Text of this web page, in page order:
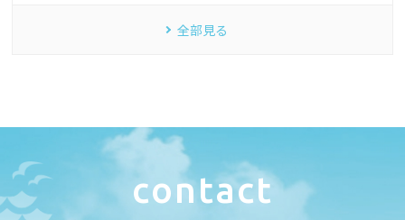
全部見る
contact